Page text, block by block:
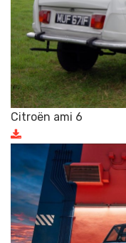
Citroën ami 6